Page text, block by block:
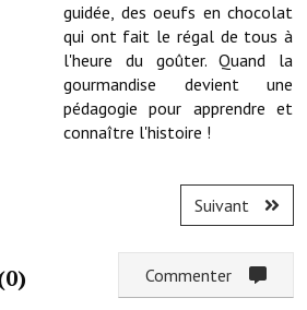
guidée, des oeufs en chocolat
qui ont fait le régal de tous à
l'heure du goûter. Quand la
gourmandise devient une
pédagogie pour apprendre et
connaître l'histoire !
Suivant
0)